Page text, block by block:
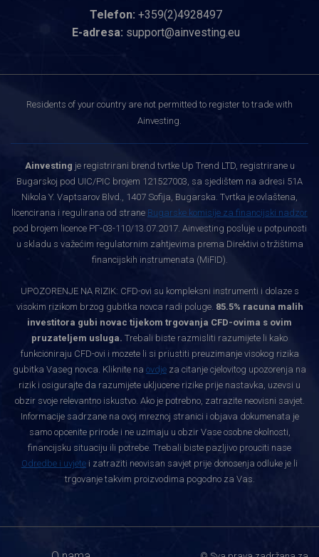
Telefon: +359(2)4928497
E-adresa: support@ainvesting.eu
Residents of your country are not permitted to register to trade with
Ainvesting.
Ainvesting je registrirani brend tvrtke Up Trend LTD, registrirane u
Bugarskoj pod UIC/PIC brojem 121527003, sa sjedištem na adresi 51A
Nikola Y. Vaptsarov Blvd., 1407 Sofija, Bugarska. Tvrtka je ovlaštena,
licencirana i regulirana od strane Bugarske komisije za financijski nadzor
pod brojem licence РГ-03-110/13.07.2017. Ainvesting posluje u potpunosti
u skladu s važećim regulatornim zahtjevima prema Direktivi o tržištima
financijskih instrumenata (MiFID).
UPOZORENJE NA RIZIK: CFD-ovi su kompleksni instrumenti i dolaze s
visokim rizikom brzog gubitka novca radi poluge. 85.5% racuna malih
investitora gubi novac tijekom trgovanja CFD-ovima s ovim
pruzateljem usluga. Trebali biste razmisliti razumijete li kako
funkcioniraju CFD-ovi i mozete li si priustiti preuzimanje visokog rizika
gubitka Vaseg novca. Kliknite na ovdje za citanje cjelovitog upozorenja na
rizik i osigurajte da razumijete ukljucene rizike prije nastavka, uzevsi u
obzir svoje relevantno iskustvo. Ako je potrebno, zatrazite neovisni savjet.
Informacije sadrzane na ovoj mreznoj stranici i objava dokumenata je
samo opcenite prirode i ne uzimaju u obzir Vase osobne okolnosti,
financijsku situaciju ili potrebe. Trebali biste pazljivo prouciti nase
Odredbe i uvjete i zatraziti neovisan savjet prije donosenja odluke je li
trgovanje takvim proizvodima pogodno za Vas.